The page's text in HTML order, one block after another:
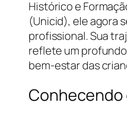
Histórico e
(Unicid), ele agora
profissional. Sua
reflete um
bem-estar das
Conhecendo